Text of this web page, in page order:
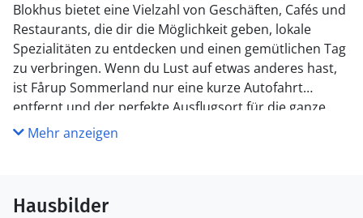
Blokhus bietet eine Vielzahl von Geschäften, Cafés und
Restaurants, die dir die Möglichkeit geben, lokale
Spezialitäten zu entdecken und einen gemütlichen Tag
zu verbringen. Wenn du Lust auf etwas anderes hast,
ist Fårup Sommerland nur eine kurze Autofahrt
entfernt und der perfekte Ausflugsort für die ganze
Familie.
Mehr anzeigen
Hausbilder